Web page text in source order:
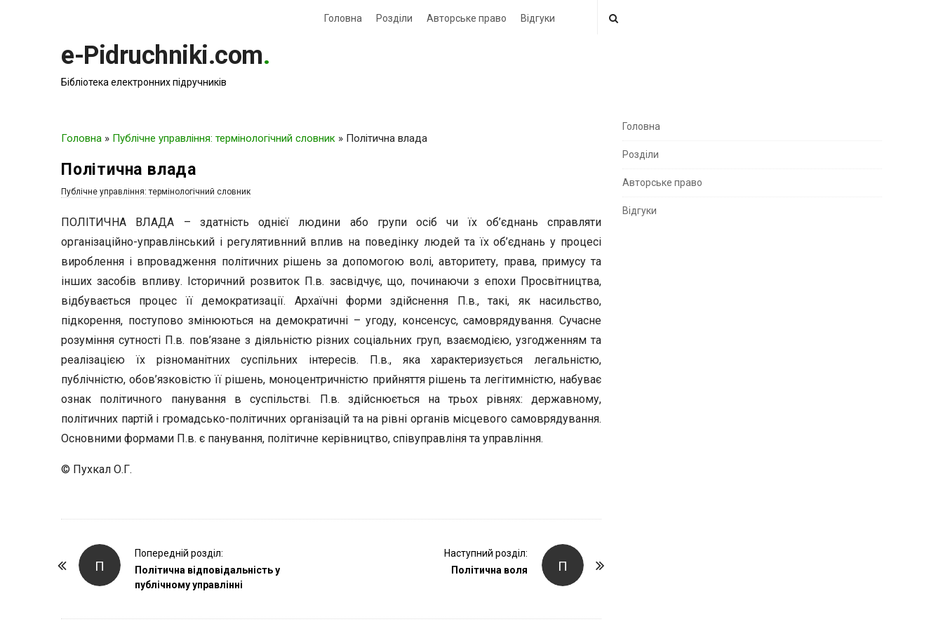
Головна Розділи Авторське право Відгуки
e-Pidruchniki.com.
Бібліотека електронних підручників
Головна » Публічне управління: термінологічний словник » Політична влада
Політична влада
Публічне управління: термінологічний словник
ПОЛІТИЧНА ВЛАДА – здатність однієї людини або групи осіб чи їх об’єднань справляти
організаційно-управлінський і регулятивнний вплив на поведінку людей та їх об’єднань у процесі
вироблення і впровадження політичних рішень за допомогою волі, авторитету, права, примусу та
інших засобів впливу. Історичний розвиток П.в. засвідчує, що, починаючи з епохи Просвітництва,
відбувається процес її демократизації. Архаїчні форми здійснення П.в., такі, як насильство,
підкорення, поступово змінюються на демократичні – угоду, консенсус, самоврядування. Сучасне
розуміння сутності П.в. пов’язане з діяльністю різних соціальних груп, взаємодією, узгодженням та
реалізацією їх різноманітних суспільних інтересів. П.в., яка характеризується легальністю,
публічністю, обов’язковістю її рішень, моноцентричністю прийняття рішень та легітимністю, набуває
ознак політичного панування в суспільстві. П.в. здійснюється на трьох рівнях: державному,
політичних партій і громадсько-політичних організацій та на рівні органів місцевого самоврядування.
Основними формами П.в. є панування, політичне керівництво, співуправліня та управління.
© Пухкал О.Г.
П
Попередній розділ:
Політична відповідальність у
публічному управлінні
П
Наступний розділ:
Політична воля
S
e
S
Головна
Розділи
Авторське право
Відгуки